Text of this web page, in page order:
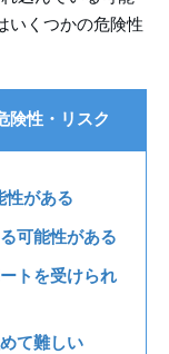
いくつかの危険性
険性・リスク
性がある
可能性がある
トを受けられ
て難しい